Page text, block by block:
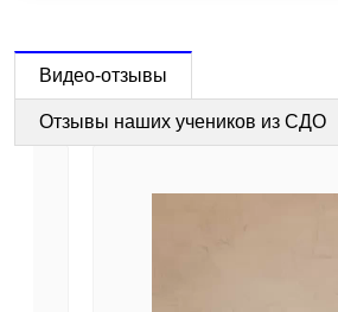
Видео-отзывы
Отзывы наших учеников из СДО